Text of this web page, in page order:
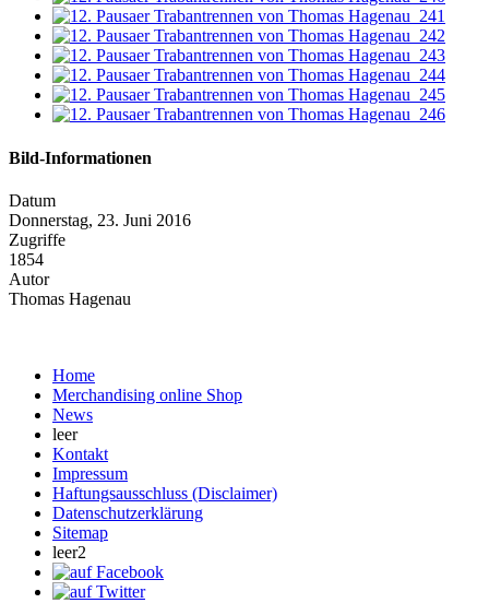
Bild-Informationen
Datum
Donnerstag, 23. Juni 2016
Zugriffe
1854
Autor
Thomas Hagenau
Home
Merchandising online Shop
News
leer
Kontakt
Impressum
Haftungsausschluss (Disclaimer)
Datenschutzerklärung
Sitemap
leer2